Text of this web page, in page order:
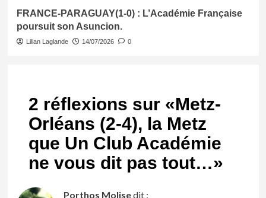
FRANCE-PARAGUAY(1-0) : L’Académie Française
poursuit son Asuncion.
Lilian Laglande 14/07/2026 0
2 réflexions sur «Metz-
Orléans (2-4), la Metz
que Un Club Académie
ne vous dit pas tout…»
Porthos Molisedit :